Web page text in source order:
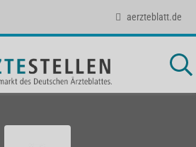
aerzteblatt.de